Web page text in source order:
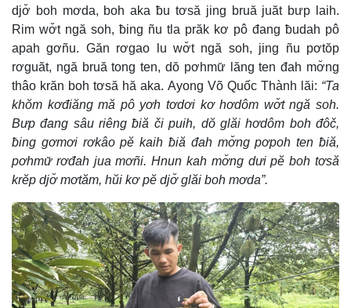
djơ̆ boh mơda, boh aka ƀu tơsă jing bruă juăt bưp laih.
Rim wơ̆t ngă soh, ƀing ñu tla prăk kơ pô đang ƀudah pô
apah gơñu. Găn rơgao lu wơ̆t ngă soh, jing ñu pơtŏp
rơguăt, ngă bruă tong ten, dŏ pơhmư̆ lăng ten đah mơ̆ng
thâo krăn boh tơsă hă aka. Ayong Võ Quốc Thành lăi: “Ta
khŏm kơđiăng mă pô yơh tơdơi kơ hơdôm wơ̆t ngă soh.
Bưp đang sâu riêng ƀiă či puih, dŏ glăi hơdôm boh đôč,
ƀing gơmơi rơkâo pĕ kaih ƀiă đah mơ̆ng pơpoh ten ƀiă,
pơhmư̆ rơđah jua mơñi. Hnun kah mơ̆ng dưi pĕ boh tơsă
krĕp djơ̆ mơtăm, hŭi kơ pĕ djơ̆ glăi boh mơda”.